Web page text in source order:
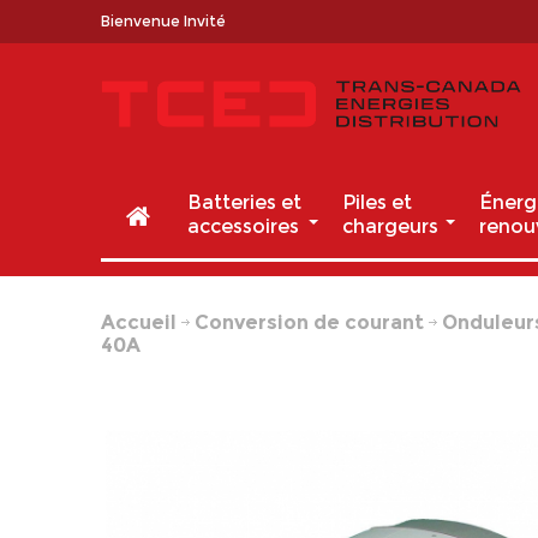
Bienvenue Invité
Batteries et
accessoires
Piles et
chargeurs
Accueil Conversion de courant
40A